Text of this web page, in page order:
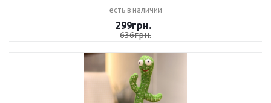
есть в наличии
299грн.
636грн.